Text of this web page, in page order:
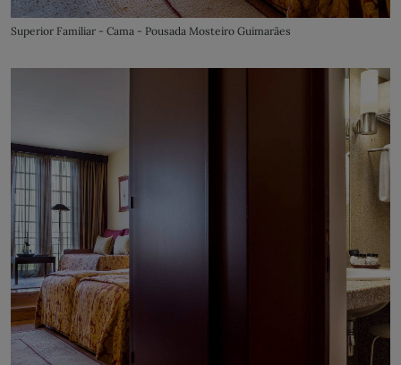
Superior Familiar - Cama - Pousada Mosteiro Guimarães